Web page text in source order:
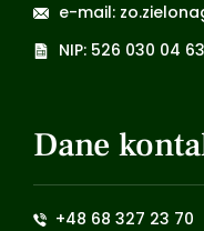
e-mail:
NIP: 526 030 04 63
Dane
+48 68 327 23 70